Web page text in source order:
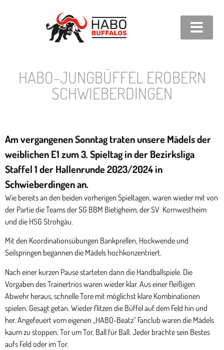
HABO-JUNGBÜFFEL EROBERN
SCHWIEBERDINGEN
Am vergangenen Sonntag traten unsere Mädels der
weiblichen E1 zum 3. Spieltag in der Bezirksliga
Staffel 1 der Hallenrunde 2023/2024 in
Schwieberdingen an.
Wie bereits an den beiden vorherigen Spieltagen, waren wieder mit von
der Partie die Teams der SG BBM Bietigheim, der SV Kornwestheim
und die HSG Strohgäu.
Mit den Koordinationsübungen Bankprellen, Hockwende und
Seilspringen begannen die Mädels hochkonzentriert.
Nach einer kurzen Pause starteten dann die Handballspiele. Die
Vorgaben des Trainertrios waren wieder klar. Aus einer fleißigen
Abwehr heraus, schnelle Tore mit möglichst klare Kombinationen
spielen. Gesagt getan. Wieder flitzen die Büffel auf dem Feld hin und
her. Angefeuert vom eigenen „HABO-Beatz“ Fanclub waren die Mädels
kaum zu stoppen. Tor um Tor, Ball für Ball. Jeder brachte sein Bestes
aufs Feld oder im Tor.